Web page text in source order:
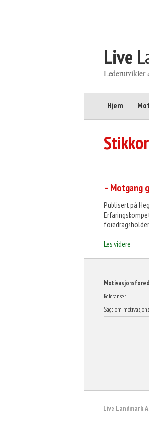
Live
Lederutvikler
Hjem
– Motgang
Publisert på
Les videre
sterk»
Referanser
Sagt om
Live Landmark